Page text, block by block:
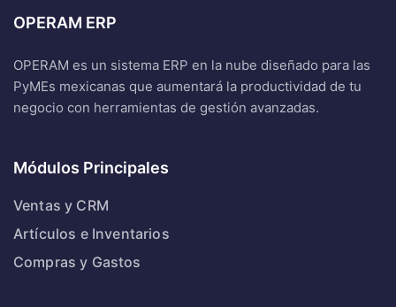
OPERAM ERP
OPERAM es un sistema ERP en la nube diseñado para las
PyMEs mexicanas que aumentará la productividad de tu
negocio con herramientas de gestión avanzadas.
Módulos Principales
Ventas y CRM
Artículos e Inventarios
Compras y Gastos